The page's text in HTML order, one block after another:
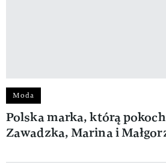
Moda
Polska marka, którą
Zawadzka, Marina i